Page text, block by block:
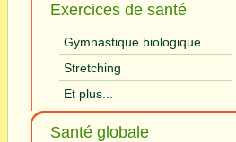
Exercices de santé
Gymnastique biologique
Stretching
Et plus...
Santé globale